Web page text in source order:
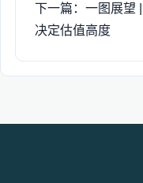
下一篇：一图展望
决定估值高度